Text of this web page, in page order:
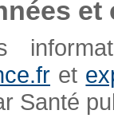
et
et
Santé